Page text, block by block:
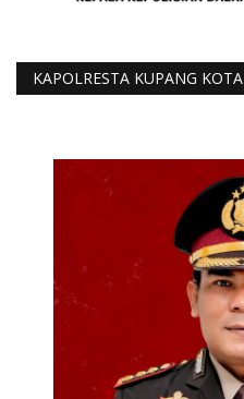
KAPOLRESTA KUPANG KOTA